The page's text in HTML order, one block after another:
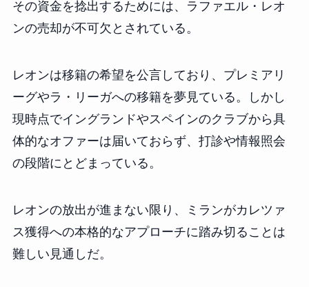
その資金を捻出するためには、ラファエル・レオ
ンの売却が不可欠とされている。
レオンは移籍の希望を公言しており、プレミアリ
ーグやラ・リーガへの移籍を夢見ている。しかし
現時点でイングランドやスペインのクラブから具
体的なオファーは届いておらず、打診や情報照会
の段階にとどまっている。
レオンの放出が進まない限り、ミランがカレツァ
ス獲得への本格的なアプローチに踏み切ることは
難しい見通しだ。